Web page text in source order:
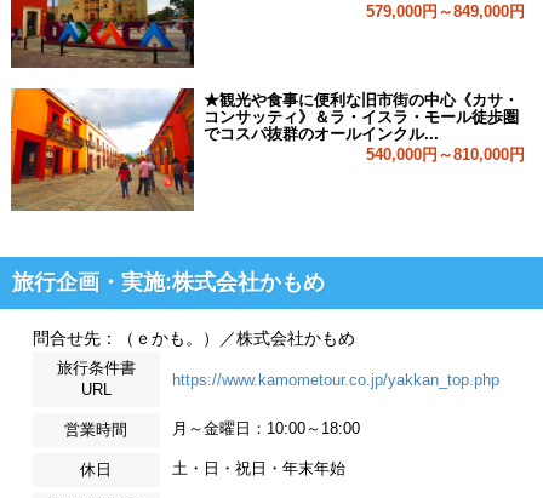
579,000円～849,000円
★観光や食事に便利な旧市街の中心《カサ・
コンサッティ》＆ラ・イスラ・モール徒歩圏
でコスパ抜群のオールインクル...
540,000円～810,000円
旅行企画・実施:株式会社かもめ
問合せ先：（ｅかも。）／株式会社かもめ
旅行条件書
URL
https://www.kamometour.co.jp/yakkan_top.php
営業時間 月～金曜日：10:00～18:00
休日 土・日・祝日・年末年始